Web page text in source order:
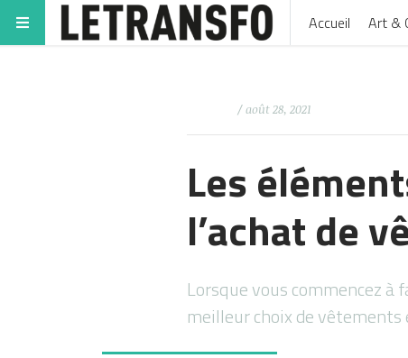
Accueil Art &
/ août 28, 2021
Les
l’achat de
Lorsque vous commencez à
meilleur choix de